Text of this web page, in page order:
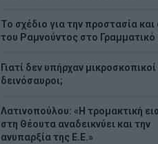
Το σχέδιο για την προστασία και
του Ραμνούντος στο
Γιατί δεν υπήρχαν μικροσκοπικοί
δεινόσαυροι;
Λατινοπούλου: «Η τρομακτική
στη Θέουτα αναδεικνύει και την
ανυπαρξία της Ε.Ε.»